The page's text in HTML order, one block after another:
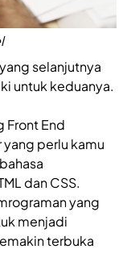
yang selanjutnya
untuk keduanya.
Front End
perlu kamu
dan CSS.
yang
menjadi
terbuka